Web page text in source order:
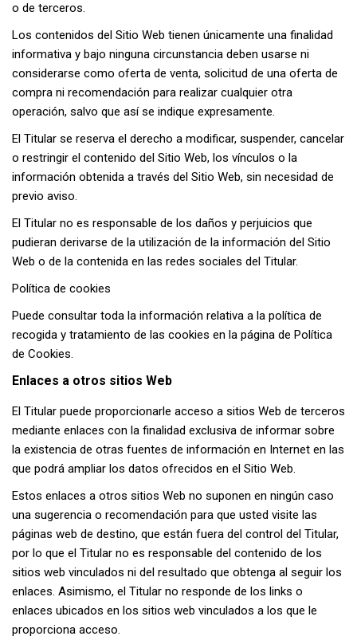
o de terceros.
Los contenidos del Sitio Web tienen únicamente una finalidad
informativa y bajo ninguna circunstancia deben usarse ni
considerarse como oferta de venta, solicitud de una oferta de
compra ni recomendación para realizar cualquier otra
operación, salvo que así se indique expresamente.
El Titular se reserva el derecho a modificar, suspender, cancelar
o restringir el contenido del Sitio Web, los vínculos o la
información obtenida a través del Sitio Web, sin necesidad de
previo aviso.
El Titular no es responsable de los daños y perjuicios que
pudieran derivarse de la utilización de la información del Sitio
Web o de la contenida en las redes sociales del Titular.
Política de cookies
Puede consultar toda la información relativa a la política de
recogida y tratamiento de las cookies en la página de Política
de Cookies.
Enlaces a otros sitios Web
El Titular puede proporcionarle acceso a sitios Web de terceros
mediante enlaces con la finalidad exclusiva de informar sobre
la existencia de otras fuentes de información en Internet en las
que podrá ampliar los datos ofrecidos en el Sitio Web.
Estos enlaces a otros sitios Web no suponen en ningún caso
una sugerencia o recomendación para que usted visite las
páginas web de destino, que están fuera del control del Titular,
por lo que el Titular no es responsable del contenido de los
sitios web vinculados ni del resultado que obtenga al seguir los
enlaces. Asimismo, el Titular no responde de los links o
enlaces ubicados en los sitios web vinculados a los que le
proporciona acceso.